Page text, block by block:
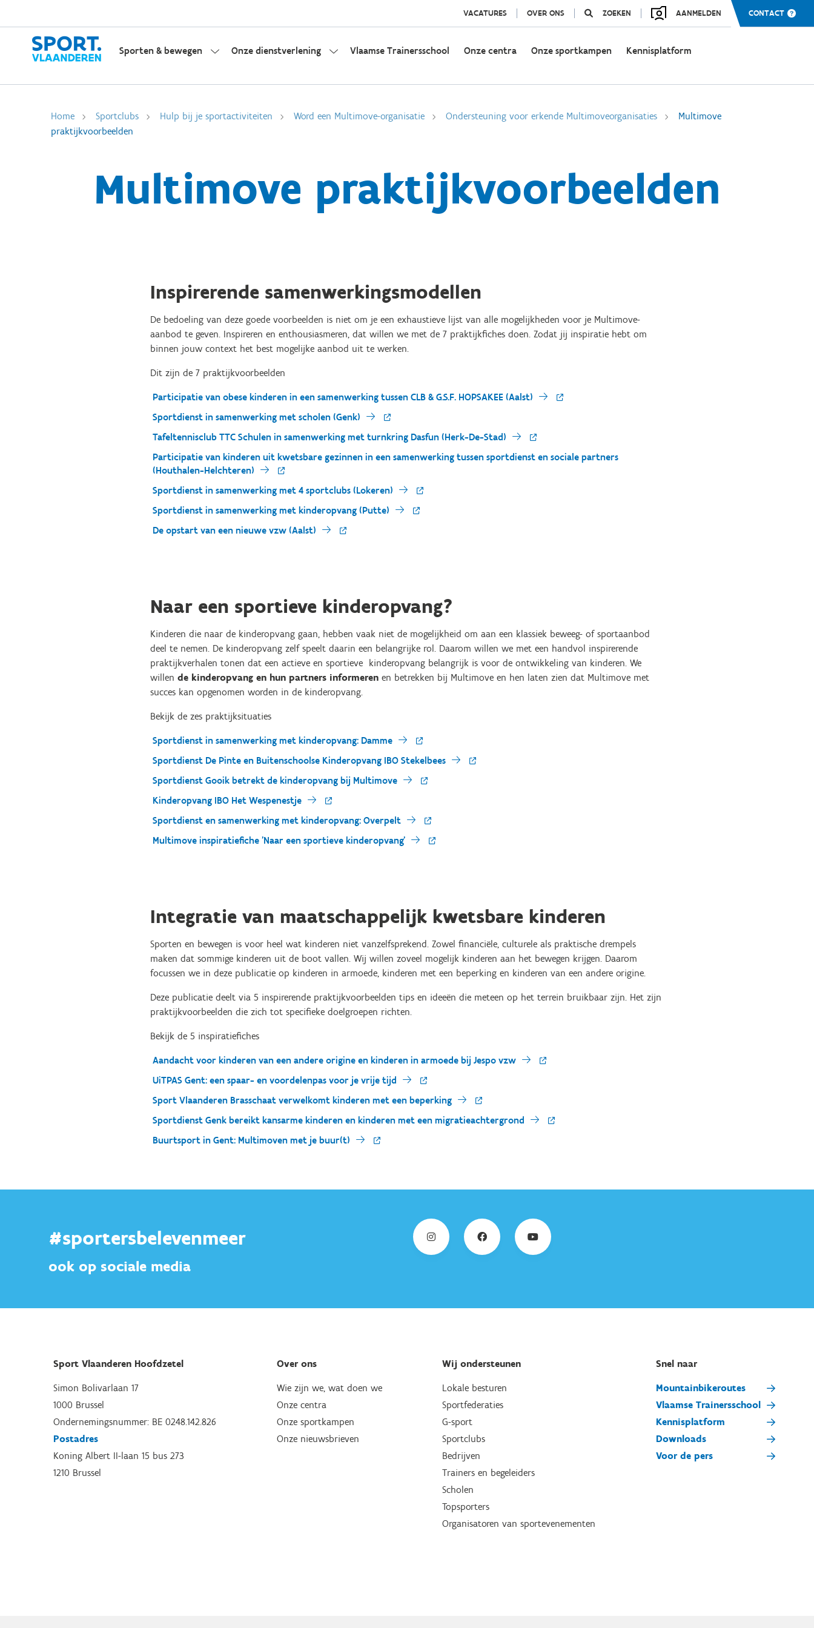
VACATURES OVER ONS ZOEKEN AANMELDEN CONTACT
Sporten & bewegen Onze dienstverlening Vlaamse Trainersschool Onze centra Onze sportkampen Kennisplatform
Home Sportclubs Hulp bij je sportactiviteiten Word een Multimove-organisatie Ondersteuning voor erkende Multimoveorganisaties
Multimove
praktijkvoorbeelden
Multimove praktijkvoorbeelden
Inspirerende samenwerkingsmodellen
De bedoeling van deze goede voorbeelden is niet om je een exhaustieve lijst van alle mogelijkheden voor je Multimove-
aanbod te geven. Inspireren en enthousiasmeren, dat willen we met de 7 praktijkfiches doen. Zodat jij inspiratie hebt om
binnen jouw context het best mogelijke aanbod uit te werken.
Dit zijn de 7 praktijkvoorbeelden
Participatie van obese kinderen in een samenwerking tussen CLB & G.S.F. HOPSAKEE (Aalst)
Sportdienst in samenwerking met scholen (Genk)
Tafeltennisclub TTC Schulen in samenwerking met turnkring Dasfun (Herk-De-Stad)
Participatie van kinderen uit kwetsbare gezinnen in een samenwerking tussen sportdienst en sociale partners
(Houthalen-Helchteren)
Sportdienst in samenwerking met 4 sportclubs (Lokeren)
Sportdienst in samenwerking met kinderopvang (Putte)
De opstart van een nieuwe vzw (Aalst)
Naar een sportieve kinderopvang?
Kinderen die naar de kinderopvang gaan, hebben vaak niet de mogelijkheid om aan een klassiek beweeg- of sportaanbod
deel te nemen. De kinderopvang zelf speelt daarin een belangrijke rol. Daarom willen we met een handvol inspirerende
praktijkverhalen tonen dat een actieve en sportieve kinderopvang belangrijk is voor de ontwikkeling van kinderen. We
willen de kinderopvang en hun partners informeren en betrekken bij Multimove en hen laten zien dat Multimove met
succes kan opgenomen worden in de kinderopvang.
Bekijk de zes praktijksituaties
Sportdienst in samenwerking met kinderopvang: Damme
Sportdienst De Pinte en Buitenschoolse Kinderopvang IBO Stekelbees
Sportdienst Gooik betrekt de kinderopvang bij Multimove
Kinderopvang IBO Het Wespenestje
Sportdienst en samenwerking met kinderopvang: Overpelt
Multimove inspiratiefiche 'Naar een sportieve kinderopvang'
Integratie van maatschappelijk kwetsbare kinderen
Sporten en bewegen is voor heel wat kinderen niet vanzelfsprekend. Zowel financiële, culturele als praktische drempels
maken dat sommige kinderen uit de boot vallen. Wij willen zoveel mogelijk kinderen aan het bewegen krijgen. Daarom
focussen we in deze publicatie op kinderen in armoede, kinderen met een beperking en kinderen van een andere origine.
Deze publicatie deelt via 5 inspirerende praktijkvoorbeelden tips en ideeën die meteen op het terrein bruikbaar zijn. Het zijn
praktijkvoorbeelden die zich tot specifieke doelgroepen richten.
Bekijk de 5 inspiratiefiches
Aandacht voor kinderen van een andere origine en kinderen in armoede bij Jespo vzw
UiTPAS Gent: een spaar- en voordelenpas voor je vrije tijd
Sport Vlaanderen Brasschaat verwelkomt kinderen met een beperking
Sportdienst Genk bereikt kansarme kinderen en kinderen met een migratieachtergrond
Buurtsport in Gent: Multimoven met je buur(t)
#sportersbelevenmeer
ook op sociale media
Sport Vlaanderen Hoofdzetel
Simon Bolivarlaan 17
1000 Brussel
Ondernemingsnummer: BE 0248.142.826
Postadres
Koning Albert II-laan 15 bus 273
1210 Brussel
Over ons
Wie zijn we, wat doen we
Onze centra
Onze sportkampen
Onze nieuwsbrieven
Wij ondersteunen
Lokale besturen
Sportfederaties
G-sport
Sportclubs
Bedrijven
Trainers en begeleiders
Scholen
Topsporters
Organisatoren van sportevenementen
Snel naar
Mountainbikeroutes
Vlaamse Trainersschool
Kennisplatform
Downloads
Voor de pers